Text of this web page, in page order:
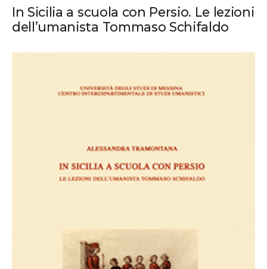
In Sicilia a scuola con Persio. Le lezioni
dell’umanista Tommaso Schifaldo